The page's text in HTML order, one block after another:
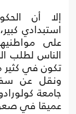
إلا أن
استبدادي
على
الناس لطلب
تكون في كثير
ونقل عن
جامعة
عميقا في